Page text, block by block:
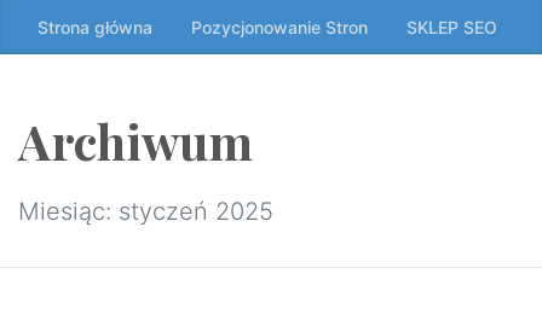
Przeskocz
do
Strona główna Pozycjonowanie Stron SKLEP SEO
Archiwum
Miesiąc: styczeń 2025